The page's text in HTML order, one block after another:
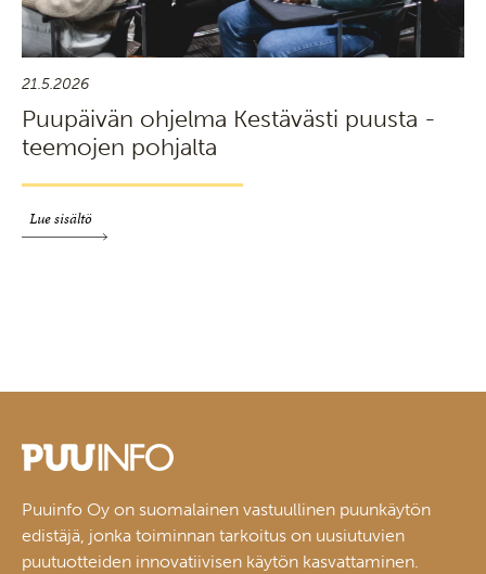
21.5.2026
Puupäivän ohjelma Kestävästi puusta -
teemojen pohjalta
Lue sisältö
Puuinfo Oy on suomalainen vastuullinen puunkäytön
edistäjä, jonka toiminnan tarkoitus on uusiutuvien
puutuotteiden innovatiivisen käytön kasvattaminen.